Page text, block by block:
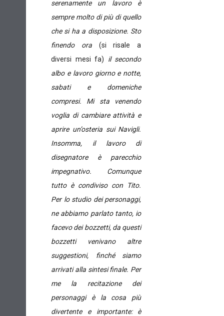
serenamente un lavoro è
sempre molto di più di quello
che si ha a disposizione. Sto
finendo ora (si risale a
diversi mesi fa) il secondo
albo e lavoro giorno e notte,
sabati e domeniche
compresi. Mi sta venendo
voglia di cambiare attività e
aprire un’osteria sui Navigli.
Insomma, il lavoro di
disegnatore è parecchio
impegnativo. Comunque
tutto è condiviso con Tito.
Per lo studio dei personaggi,
ne abbiamo parlato tanto, io
facevo dei bozzetti, da questi
bozzetti venivano altre
suggestioni, finché siamo
arrivati alla sintesi finale. Per
me la recitazione dei
personaggi è la cosa più
divertente e importante: è